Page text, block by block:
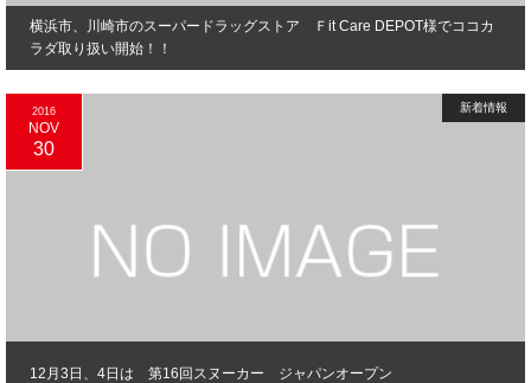
横浜市、川崎市のスーパードラッグストア Ｆit Care DEPOT様でココカ
ラダ取り扱い開始！！
12月3日、4日は 第16回スヌーカー ジャパンオープン
2016
NOV
30
新着情報